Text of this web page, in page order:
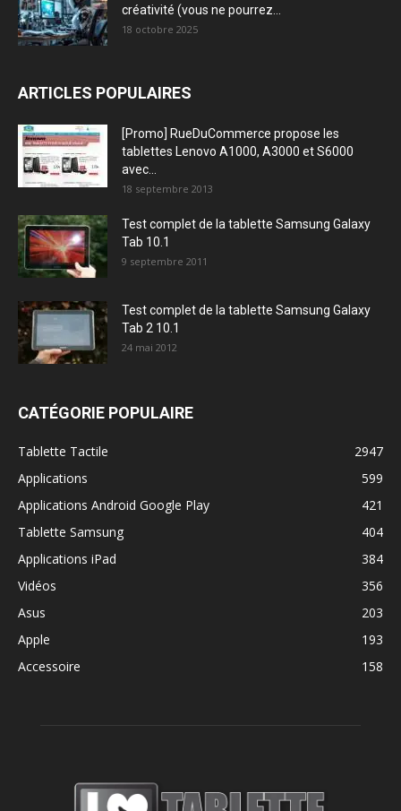
créativité (vous ne pourrez...
18 octobre 2025
ARTICLES POPULAIRES
[Promo] RueDuCommerce propose les
tablettes Lenovo A1000, A3000 et S6000
avec...
18 septembre 2013
Test complet de la tablette Samsung Galaxy
Tab 10.1
9 septembre 2011
Test complet de la tablette Samsung Galaxy
Tab 2 10.1
24 mai 2012
CATÉGORIE POPULAIRE
Tablette Tactile
2947
Applications
599
Applications Android Google Play
421
Tablette Samsung
404
Applications iPad
384
Vidéos
356
Asus
203
Apple
193
Accessoire
158